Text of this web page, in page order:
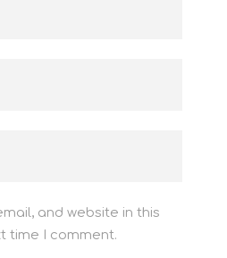
and website in this
time I comment.